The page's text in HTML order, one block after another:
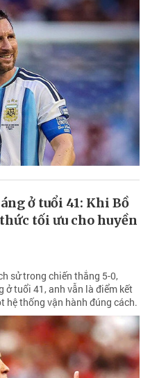
ở tuổi 41: Khi Bồ
tối ưu cho huyền
sử trong chiến thắng 5-0,
tuổi 41, anh vẫn là điểm kết
hệ thống vận hành đúng cách.